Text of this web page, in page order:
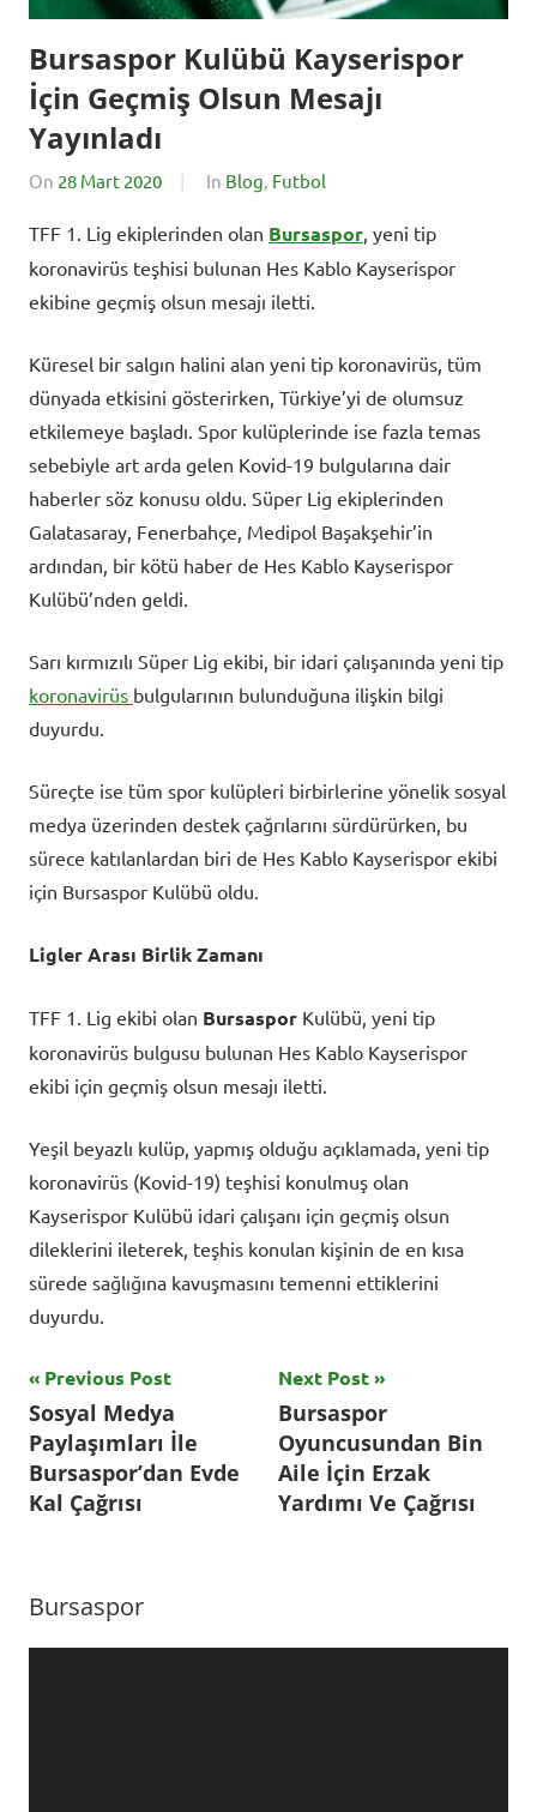
Bursaspor Kulübü Kayserispor
İçin Geçmiş Olsun Mesajı
Yayınladı
On 28 Mart 2020
By
In Blog, Futbol
TFF 1. Lig ekiplerinden olan Bursaspor, yeni tip
koronavirüs teşhisi bulunan Hes Kablo Kayserispor
ekibine geçmiş olsun mesajı iletti.
Küresel bir salgın halini alan yeni tip koronavirüs, tüm
dünyada etkisini gösterirken, Türkiye’yi de olumsuz
etkilemeye başladı. Spor kulüplerinde ise fazla temas
sebebiyle art arda gelen Kovid-19 bulgularına dair
haberler söz konusu oldu. Süper Lig ekiplerinden
Galatasaray, Fenerbahçe, Medipol Başakşehir’in
ardından, bir kötü haber de Hes Kablo Kayserispor
Kulübü’nden geldi.
Sarı kırmızılı Süper Lig ekibi, bir idari çalışanında yeni tip
koronavirüs bulgularının bulunduğuna ilişkin bilgi
duyurdu.
Süreçte ise tüm spor kulüpleri birbirlerine yönelik sosyal
medya üzerinden destek çağrılarını sürdürürken, bu
sürece katılanlardan biri de Hes Kablo Kayserispor ekibi
için Bursaspor Kulübü oldu.
Ligler Arası Birlik Zamanı
TFF 1. Lig ekibi olan Bursaspor Kulübü, yeni tip
koronavirüs bulgusu bulunan Hes Kablo Kayserispor
ekibi için geçmiş olsun mesajı iletti.
Yeşil beyazlı kulüp, yapmış olduğu açıklamada, yeni tip
koronavirüs (Kovid-19) teşhisi konulmuş olan
Kayserispor Kulübü idari çalışanı için geçmiş olsun
dileklerini ileterek, teşhis konulan kişinin de en kısa
sürede sağlığına kavuşmasını temenni ettiklerini
duyurdu.
Tagged
with
Bursaspor,
Hes
Kablo
Süper
Lig,
Yazı
gezinmesi
Previous Post
Sosyal Medya
Paylaşımları İle
Bursaspor’dan Evde
Kal Çağrısı
Next Post
Bursaspor
Oyuncusundan Bin
Aile İçin Erzak
Yardımı Ve Çağrısı
Bursaspor